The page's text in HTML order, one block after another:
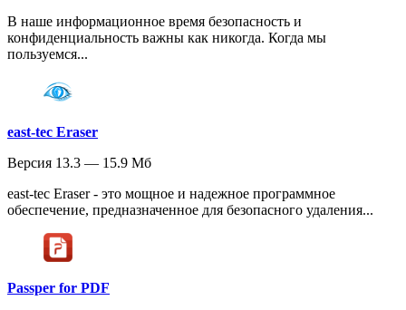
В наше информационное время безопасность и
конфиденциальность важны как никогда. Когда мы
пользуемся...
east-tec Eraser
Версия 13.3 — 15.9 Мб
east-tec Eraser - это мощное и надежное программное
обеспечение, предназначенное для безопасного удаления...
Passper for PDF